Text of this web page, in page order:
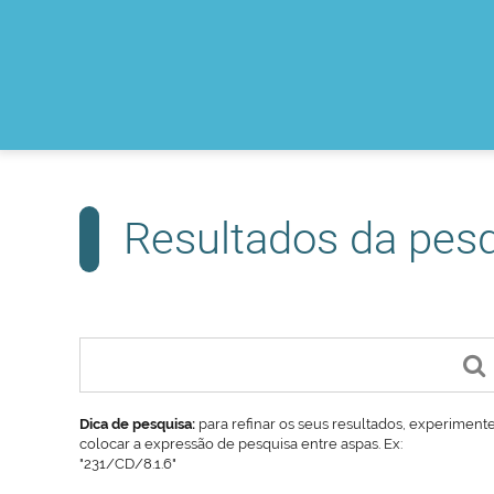
Resultados da
Dica de pesquisa: para refinar os seus resultados,
colocar a expressão de pesquisa entre aspas. Ex:
"231/CD/8.1.6"